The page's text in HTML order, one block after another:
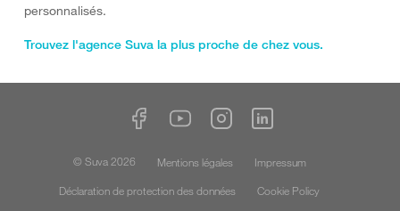
personnalisés.
Trouvez l'agence Suva la plus proche de chez vous.
© Suva 2026 Mentions légales
Impressum
Déclaration de protection des données
Cookie Policy